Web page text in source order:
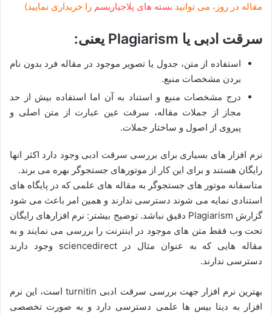
مقاله در روز، می توانید بسته های پلاجیاریسم را خریداری نمایید)
سرقت ادبی یا Plagiarism یعنی:
استفاده از متن، جدول یا تصویر موجود در مقاله فرد بدون نام
بردن مشخصات منبع.
درج مشخصات منبع و استناد به آن اما استفاده بیش از حد
مجاز از جملات مقاله، سرقت عین عبارت از متن اصلی و
پیروی از اصول و ساختار جملات.
نرم افزار های بسیاری برای بررسی سرقت ادبی وجود دارد اکثر انها
رایگان هستند و برای این کار از موتورهای جستجوگر بهره می برند.
متاسفانه موتور های جستجوگر به مقاله های علمی که در پایگاه های
استنادی نمایه می شوند دسترسی ندارند و همین امر باعث می شود
گزارش Plagiarism دقیق نباشد. توضیح بیشتر: نرم افزارهای رایگان
تحت وب فقط متن های موجود در اینترنت را بررسی می نمایند و به
مقاله هایی که به عنوان مثال در sciencedirect وجود دارند
دسترسی ندارند.
بهترین نرم افزار جهت بررسی سرقت ادبی turnitin است، این نرم
افزار به دیتا بیس ها علمی دسترسی دارد و به صورت تخصصی